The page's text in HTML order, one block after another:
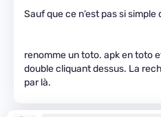
Sauf que ce n’est pas si simple
renomme un toto. apk en toto
double cliquant dessus. La
par là.